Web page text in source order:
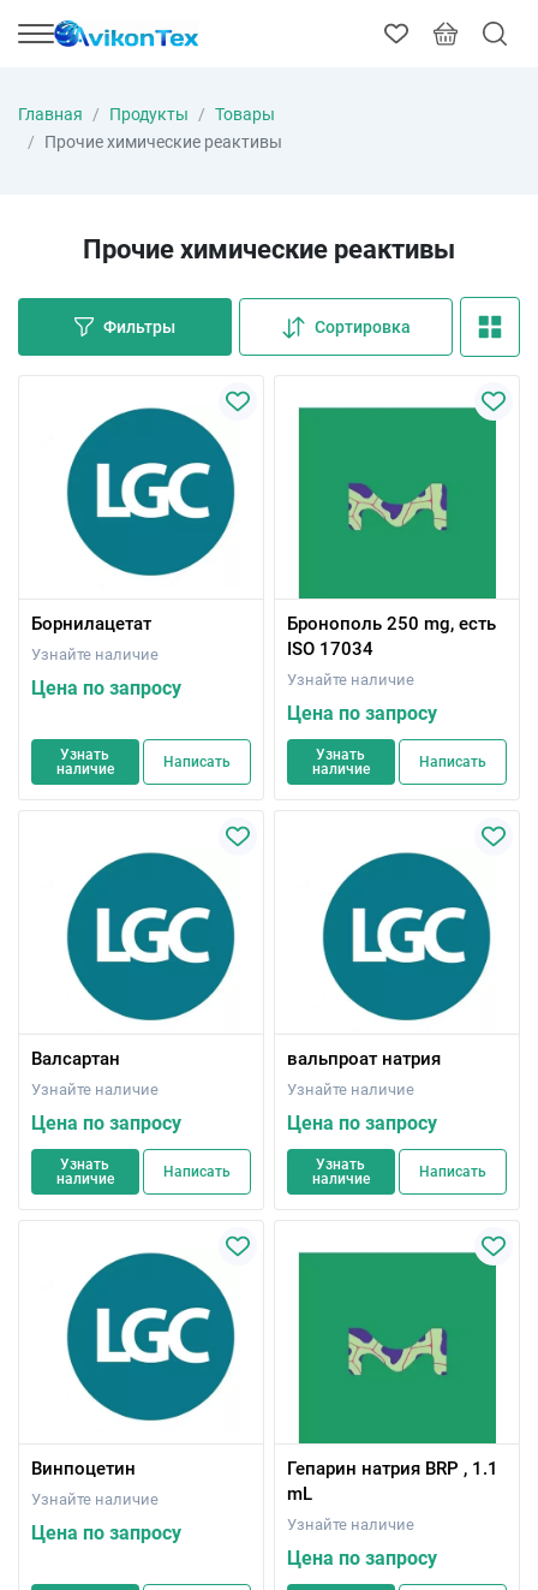
Главная Продукты
Товары
Прочие химические реактивы
Прочие химические реактивы
Фильтры Сортировка
Борнилацетат
Узнайте наличие
Цена по запросу
Узнать
наличие
Написать
Бронополь 250 mg, есть
ISO 17034
Узнайте наличие
Цена по запросу
Узнать
наличие
Написать
Валсартан
Узнайте наличие
Цена по запросу
Узнать
наличие
Написать
вальпроат натрия
Узнайте наличие
Цена по запросу
Узнать
наличие
Написать
Винпоцетин
Узнайте наличие
Цена по запросу
Гепарин натрия BRP , 1.1
mL
Узнайте наличие
Цена по запросу